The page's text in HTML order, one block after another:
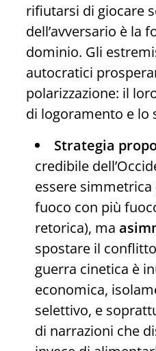
rifiutarsi di giocare
dell’avversario è la
dominio. Gli
autocratici
polarizzazione: il
di logoramento e lo
Strategia
credibile
essere
fuoco con più
retorica), ma
spostare il
guerra cinetica è
economica,
selettivo, e
di narrazioni che